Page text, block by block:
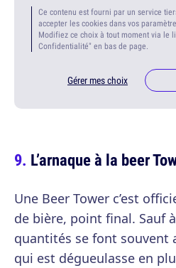
Ce contenu est fourni par un service
accepter les cookies dans vos
Modifiez ce choix à tout moment via le
Confidentialité" en bas de page.
Gérer mes choix
L’arnaque à la beer
Une Beer Tower c’est
de bière, point final. Sauf
quantités se font souvent
qui est dégueulasse en